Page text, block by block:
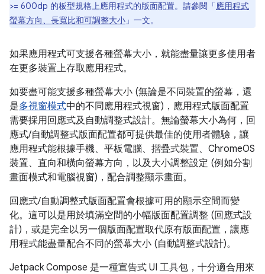
>= 600dp 的板型規格上應用程式的版面配置。請參閱「應用程式
螢幕方向、長寬比和可調整大小 」一文。
如果應用程式可支援各種螢幕大小，就能盡量讓更多使用者
在更多裝置上存取應用程式。
如要盡可能支援多種螢幕大小 (無論是不同裝置的螢幕，還
是多視窗模式中的不同應用程式視窗)，應用程式版面配置
需要採用回應式及自動調整式設計。無論螢幕大小為何，回
應式/自動調整式版面配置都可提供最佳的使用者體驗，讓
應用程式能根據手機、平板電腦、摺疊式裝置、ChromeOS
裝置、直向和橫向螢幕方向，以及大小調整設定 (例如分割
畫面模式和電腦視窗)，配合調整顯示畫面。
回應式/自動調整式版面配置會根據可用的顯示空間而變
化。這可以是用於填滿空間的小幅版面配置調整 (回應式設
計)，或是完全以另一個版面配置取代原有版面配置，讓應
用程式能盡量配合不同的螢幕大小 (自動調整式設計)。
Jetpack Compose 是一種宣告式 UI 工具包，十分適合用來